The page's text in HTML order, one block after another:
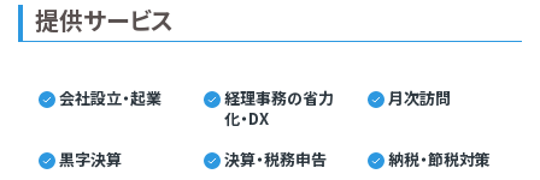
提供サービス
会社設立・起業
経理事務の省力
化・DX
月次訪問
黒字決算 決算・税務申告
納税・節税対策